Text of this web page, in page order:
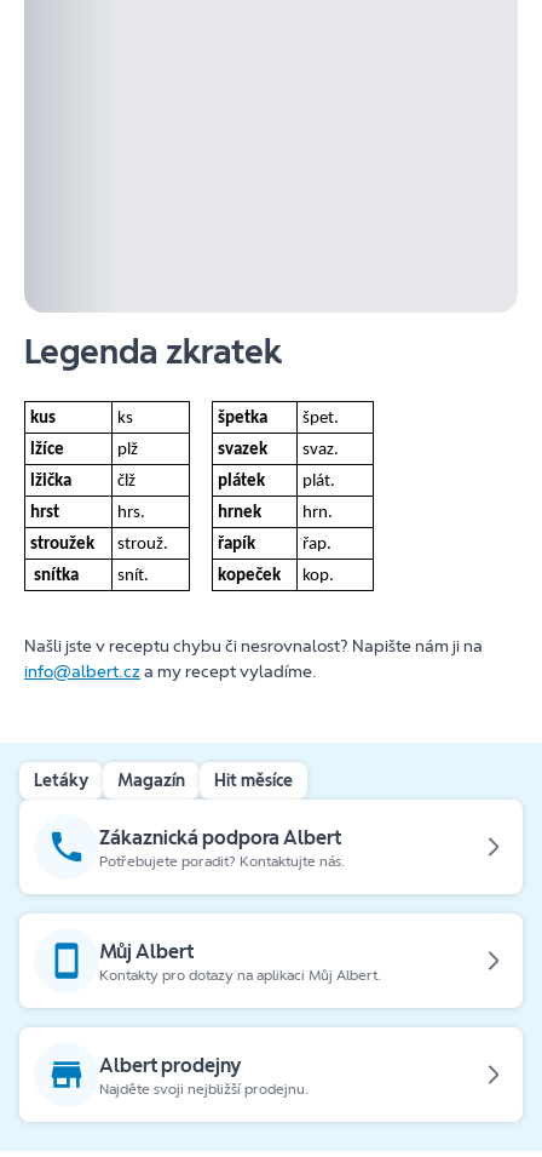
Legenda zkratek
kus ks špetka
špet.
lžíce
plž svazek
svaz.
lžička
člž plátek
plát.
hrst
hrs. hrnek
hrn.
stroužek
strouž. řapík
řap.
snítka
snít. kopeček kop.
Našli jste v receptu chybu či nesrovnalost? Napište nám ji na
info@albert.cza my recept vyladíme.
Letáky Magazín Hit měsíce
Zákaznická podpora Albert
Potřebujete poradit? Kontaktujte nás.
Můj Albert
Kontakty pro dotazy na aplikaci Můj Albert.
Albert prodejny
Najděte svoji nejbližší prodejnu.